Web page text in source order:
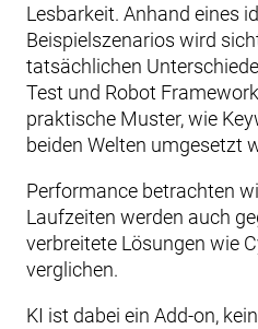
Lesbarkeit. Anhand eines
Beispielszenarios wird
tatsächlichen
Test und Robot
praktische Muster, wie
beiden Welten umgesetzt
Performance betrachten
Laufzeiten werden auch
verbreitete Lösungen wie
verglichen.
KI ist dabei ein Add-on,